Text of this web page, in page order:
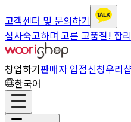
고객센터 및 문의하기
심사숙고하며 고른 고품질! 합
창업하기판매자 입점신청우리
한국어